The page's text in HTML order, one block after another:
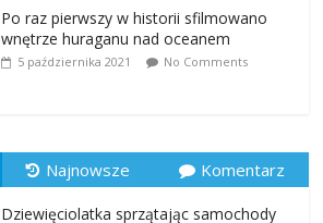
Po raz pierwszy w historii sfilmowano
wnętrze huraganu nad oceanem
5 października 2021 No Comments
Najnowsze Komentarz
Dziewięciolatka sprzątając samochody